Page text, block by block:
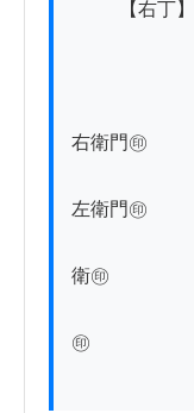
荊
名
右衛門㊞
組
左衛門㊞
同
衛㊞
長
㊞